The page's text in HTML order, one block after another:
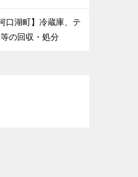
口湖町】冷蔵庫、テ
の回収・処分